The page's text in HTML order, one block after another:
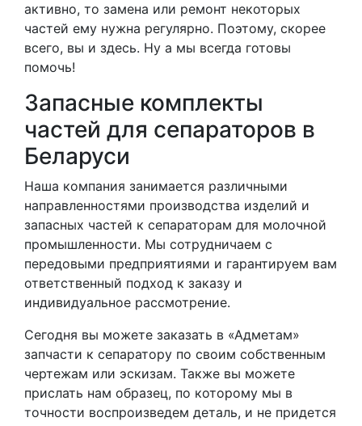
активно, то замена или ремонт некоторых
частей ему нужна регулярно. Поэтому, скорее
всего, вы и здесь. Ну а мы всегда готовы
помочь!
Запасные комплекты
частей для сепараторов в
Беларуси
Наша компания занимается различными
направленностями производства изделий и
запасных частей к сепараторам для молочной
промышленности. Мы сотрудничаем с
передовыми предприятиями и гарантируем вам
ответственный подход к заказу и
индивидуальное рассмотрение.
Сегодня вы можете заказать в «Адметам»
запчасти к сепаратору по своим собственным
чертежам или эскизам. Также вы можете
прислать нам образец, по которому мы в
точности воспроизведем деталь, и не придется